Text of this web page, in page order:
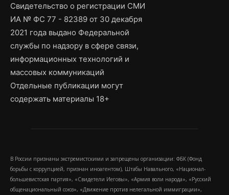
Свидетельство о регистрации СМИ
ИА № ФС 77 - 82389 от 30 декабря
2021 года выдано Федеральной
службы по надзору в сфере связи,
информационных технологий и
массовых коммуникаций
Отдельные публикации могут
содержать материалы 18+
В России признаны экстремистскими и запрещены организации: ФБК (Фонд
борьбы с коррупцией, признан иноагентом), Штабы Навального, «Национал-
большевистская партия», «Свидетели Иеговы», «Армия воли народа», «Русский
общенациональный союз», «Движение против нелегальной иммиграции»,